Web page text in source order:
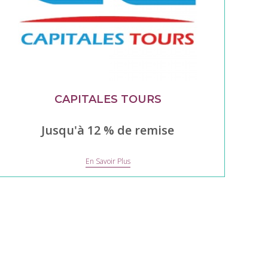
CAPITALES TOURS
Jusqu'à 12 % de remise
En Savoir PlusCapitales
Tours